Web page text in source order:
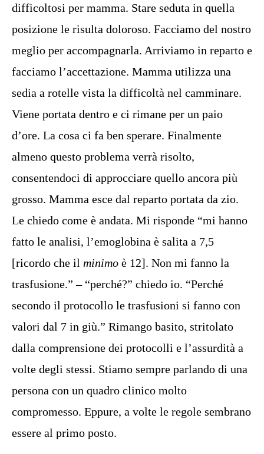
difficoltosi per mamma. Stare seduta in quella
posizione le risulta doloroso. Facciamo del nostro
meglio per accompagnarla. Arriviamo in reparto e
facciamo l’accettazione. Mamma utilizza una
sedia a rotelle vista la difficoltà nel camminare.
Viene portata dentro e ci rimane per un paio
d’ore. La cosa ci fa ben sperare. Finalmente
almeno questo problema verrà risolto,
consentendoci di approcciare quello ancora più
grosso. Mamma esce dal reparto portata da zio.
Le chiedo come è andata. Mi risponde “mi hanno
fatto le analisi, l’emoglobina è salita a 7,5
[ricordo che il minimo è 12]. Non mi fanno la
trasfusione.” – “perché?” chiedo io. “Perché
secondo il protocollo le trasfusioni si fanno con
valori dal 7 in giù.” Rimango basito, stritolato
dalla comprensione dei protocolli e l’assurdità a
volte degli stessi. Stiamo sempre parlando di una
persona con un quadro clinico molto
compromesso. Eppure, a volte le regole sembrano
essere al primo posto.